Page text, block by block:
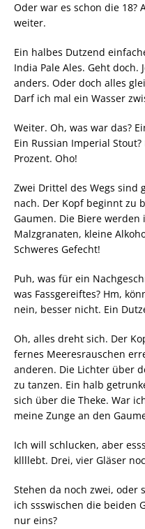
Oder war es schon die 18?
weiter.
Ein halbes Dutzend
India Pale Ales. Geht doch.
anders. Oder doch alles
Darf ich mal ein Wasser
Weiter. Oh, was war das?
Ein Russian Imperial
Prozent. Oho!
Zwei Drittel des Wegs sind
nach. Der Kopf beginnt zu
Gaumen. Die Biere
Malzgranaten, kleine
Schweres Gefecht!
Puh, was für ein
was Fassgereiftes? Hm,
nein, besser nicht. Ein
Oh, alles dreht sich. Der
fernes Meeresrauschen
anderen. Die Lichter über
zu tanzen. Ein halb
sich über die Theke. War
meine Zunge an den
Ich will schlucken, aber
kllllebt. Drei, vier Gläser
Stehen da noch zwei, oder
ich ssswischen die beiden
nur eins?